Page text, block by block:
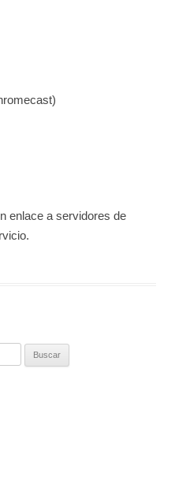
enlace a servidores de